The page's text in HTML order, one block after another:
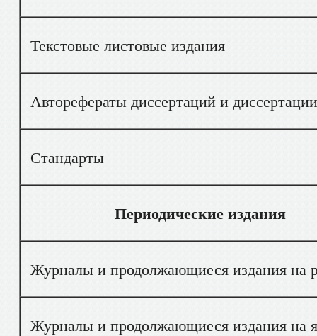
Текстовые листовые издания
Авторефераты диссертаций и
Стандарты
Периодические издания
Журналы и продолжающиеся издания на
Журналы и продолжающиеся издания на